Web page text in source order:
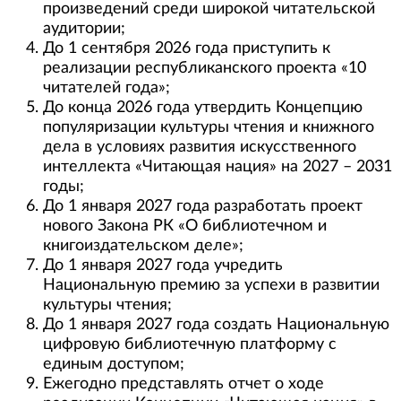
произведений среди широкой читательской
аудитории;
До 1 сентября 2026 года приступить к
реализации республиканского проекта «10
читателей года»;
До конца 2026 года утвердить Концепцию
популяризации культуры чтения и книжного
дела в условиях развития искусственного
интеллекта «Читающая нация» на 2027 – 2031
годы;
До 1 января 2027 года разработать проект
нового Закона РК «О библиотечном и
книгоиздательском деле»;
До 1 января 2027 года учредить
Национальную премию за успехи в развитии
культуры чтения;
До 1 января 2027 года создать Национальную
цифровую библиотечную платформу с
единым доступом;
Ежегодно представлять отчет о ходе